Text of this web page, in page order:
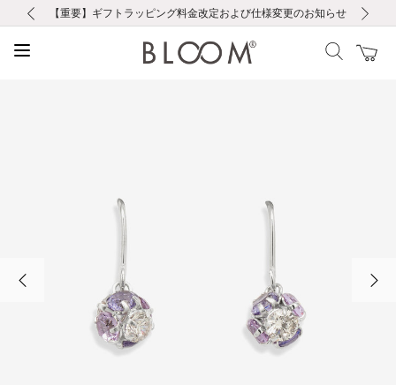
お修理・アフターサービスのご案内
【重要】令和８年熊本地震に伴う集配への影響について
【重要】ギフトラッピング料金改定および仕様変更のお知らせ
【重要】夏季休業の営業についてのご案内
税込5,500円以上で送料無料｜最短24時間以内に発送
新規会員登録で1000ポイントプレゼント！
新規LINE友だち登録で500円クーポンプレゼント
会員限定！レビュー投稿で100ポイントプレゼント
お修理・アフターサービスのご案内
【重要】令和８年熊本地震に伴う集配への影響について